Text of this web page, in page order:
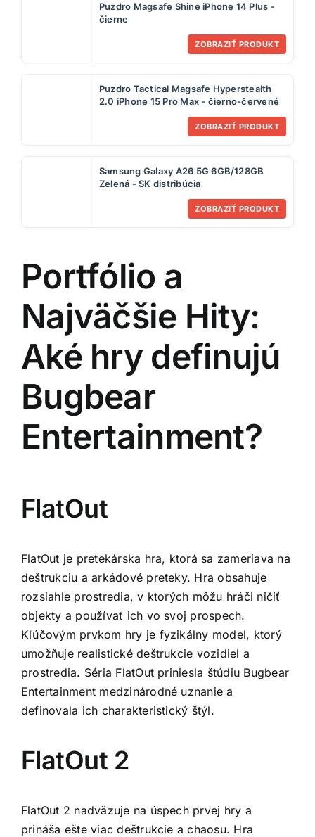
Puzdro Magsafe Shine iPhone 14 Plus -
čierne
ZOBRAZIŤ PRODUKT
Puzdro Tactical Magsafe Hyperstealth
2.0 iPhone 15 Pro Max - čierno-červené
ZOBRAZIŤ PRODUKT
Samsung Galaxy A26 5G 6GB/128GB
Zelená - SK distribúcia
ZOBRAZIŤ PRODUKT
Portfólio a
Najväčšie Hity:
Aké hry definujú
Bugbear
Entertainment?
FlatOut
FlatOut je pretekárska hra, ktorá sa zameriava na
deštrukciu a arkádové preteky. Hra obsahuje
rozsiahle prostredia, v ktorých môžu hráči ničiť
objekty a používať ich vo svoj prospech.
Kľúčovým prvkom hry je fyzikálny model, ktorý
umožňuje realistické deštrukcie vozidiel a
prostredia. Séria FlatOut priniesla štúdiu Bugbear
Entertainment medzinárodné uznanie a
definovala ich charakteristický štýl.
FlatOut 2
FlatOut 2 nadväzuje na úspech prvej hry a
prináša ešte viac deštrukcie a chaosu. Hra